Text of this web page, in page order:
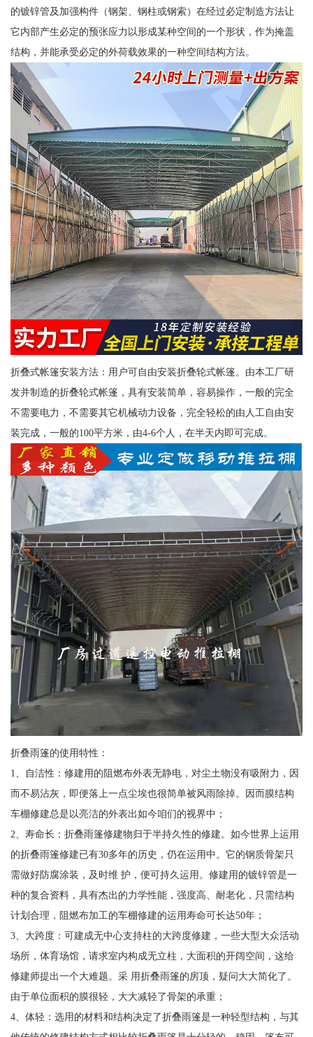
的镀锌管及加强构件（钢架、钢柱或钢索）在经过必定制造方法让
它内部产生必定的预张应力以形成某种空间的一个形状，作为掩盖
结构，并能承受必定的外荷载效果的一种空间结构方法。
折叠式帐篷安装方法：用户可自由安装折叠轮式帐篷。由本工厂研
发并制造的折叠轮式帐篷，具有安装简单，容易操作，一般的完全
不需要电力，不需要其它机械动力设备，完全轻松的由人工自由安
装完成，一般的100平方米，由4-6个人，在半天内即可完成。
折叠雨篷的使用特性：
1、自洁性：修建用的阻燃布外表无静电，对尘土物没有吸附力，因
而不易沾灰，即便落上一点尘埃也很简单被风雨除掉。因而膜结构
车棚修建总是以亮洁的外表出如今咱们的视界中；
2、寿命长：折叠雨篷修建物归于半持久性的修建。如今世界上运用
的折叠雨篷修建已有30多年的历史，仍在运用中。它的钢质骨架只
需做好防腐涂装，及时维 护，便可持久运用。修建用的镀锌管是一
种的复合资料，具有杰出的力学性能，强度高、耐老化，只需结构
计划合理，阻燃布加工的车棚修建的运用寿命可长达50年；
3、大跨度：可建成无中心支持柱的大跨度修建，一些大型大众活动
场所，体育场馆，请求室内构成无立柱，大面积的开阔空间，这给
修建师提出一个大难题。采 用折叠雨篷的房顶，疑问大大简化了。
由于单位面积的膜很轻，大大减轻了骨架的承重；
4、体轻：选用的材料和结构决定了折叠雨篷是一种轻型结构，与其